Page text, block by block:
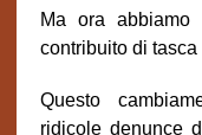
Ma ora abbiamo
contribuito di
Questo
ridicole denunce